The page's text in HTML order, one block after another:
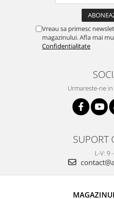
Vreau sa primesc
magazinului. Afla mai
Confidentialitate
Urmareste-ne
SUPORT
L-V: 9